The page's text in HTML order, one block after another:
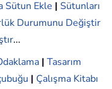
Sütun Ekle | Sütunları
Durumunu Değiştir
...
| Tasarım
| Çalışma Kitabı